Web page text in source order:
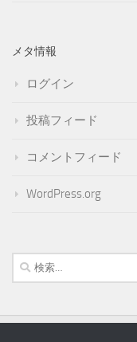
メタ情報
ログイン
投稿フィード
コメントフィード
WordPress.org
検
索: